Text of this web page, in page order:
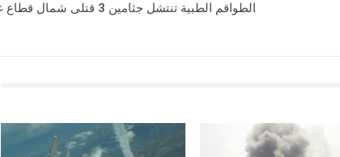
الطواقم الطبية تنتشل جثامين 3 قتلى شمال قطاع غزة